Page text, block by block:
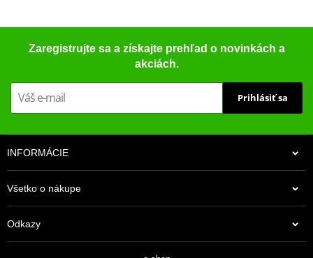
Zaregistrujte sa a získajte prehľad o novinkách a
akciách.
Prihlásiť sa
INFORMÁCIE
Všetko o nákupe
Odkazy